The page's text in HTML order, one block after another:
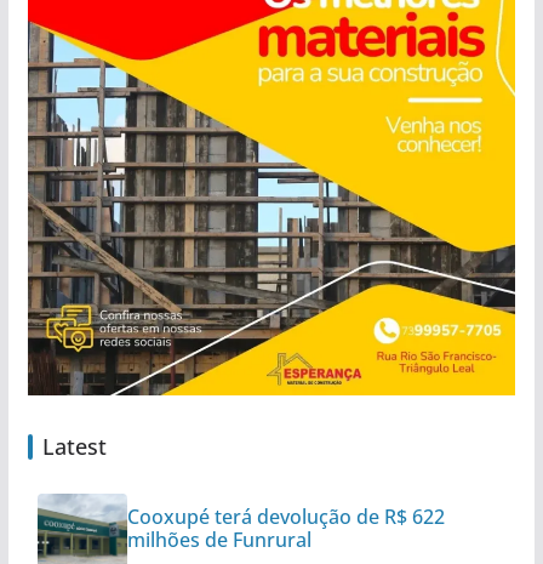
Latest
Cooxupé terá devolução de R$ 622
milhões de Funrural